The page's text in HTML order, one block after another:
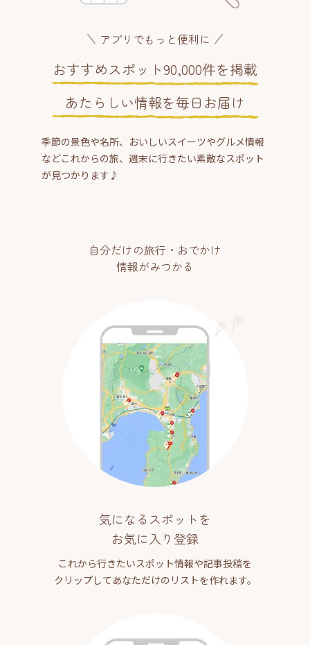
アプリでもっと便利に
おすすめスポット90,000件を掲載
あたらしい情報を毎日お届け
季節の景色や名所、おいしいスイーツやグルメ情報
などこれからの旅、週末に行きたい素敵なスポット
が見つかります♪
自分だけの旅行・おでかけ
情報がみつかる
気になるスポットを
お気に入り登録
これから行きたいスポット情報や記事投稿を
クリップしてあなただけのリストを作れます。